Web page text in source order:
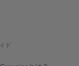
ド